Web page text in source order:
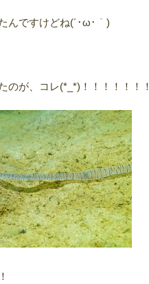
んですけどね(´･ω･｀)
のが、コレ(*_*)！！！！！！！